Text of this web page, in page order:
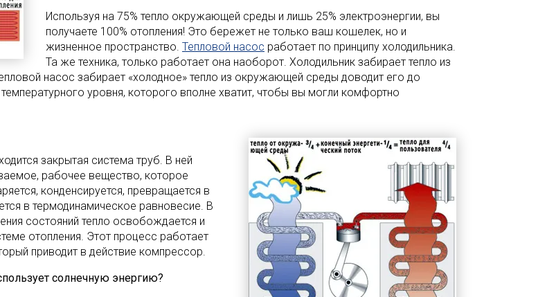
Используя на 75% тепло окружающей среды и лишь 25% электроэнергии, вы
получаете 100% отопления! Это бережет не только ваш кошелек, но и
жизненное пространство. Тепловой насос работает по принципу холодильника.
Та же техника, только работает она наоборот. Холодильник забирает тепло из
насос забирает «холодное» тепло из окружающей среды доводит его до
уровня, которого вполне хватит, чтобы вы могли комфортно
закрытая система труб. В ней
рабочее вещество, которое
конденсируется, превращается в
в термодинамическое равновесие. В
состояний тепло освобождается и
отопления. Этот процесс работает
приводит в действие компрессор.
солнечную энергию?